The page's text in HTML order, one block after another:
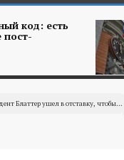
код: есть
пост-
Блаттер ушел в отставку, чтобы...